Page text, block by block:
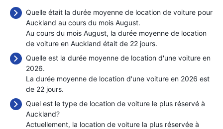
Quelle était la durée moyenne de location de voiture pour
Auckland au cours du mois August.
Au cours du mois August, la durée moyenne de location
de voiture en Auckland était de 22 jours.
Quelle est la durée moyenne de location d'une voiture en
2026.
La durée moyenne de location d'une voiture en 2026 est
de 22 jours.
Quel est le type de location de voiture le plus réservé à
Auckland?
Actuellement, la location de voiture la plus réservée à